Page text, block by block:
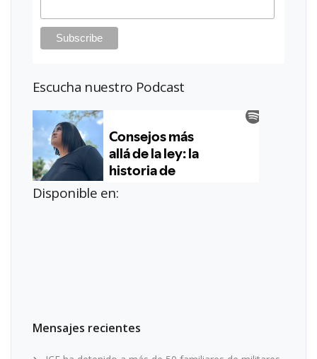
Escucha nuestro Podcast
Disponible en:
Mensajes recientes